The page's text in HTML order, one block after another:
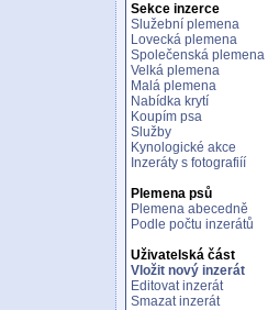
Sekce inzerce
Služební plemena
Lovecká plemena
Společenská plemena
Velká plemena
Malá plemena
Nabídka krytí
Koupím psa
Služby
Kynologické akce
Inzeráty s fotografiíí
Plemena psů
Plemena abecedně
Podle počtu inzerátů
Uživatelská část
Vložit nový inzerát
Editovat inzerát
Smazat inzerát